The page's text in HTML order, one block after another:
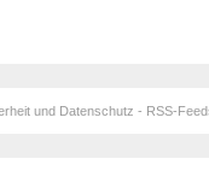
und Datenschutz - RSS-